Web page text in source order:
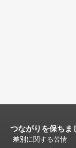
つながりを保ちま
差別に関する苦情